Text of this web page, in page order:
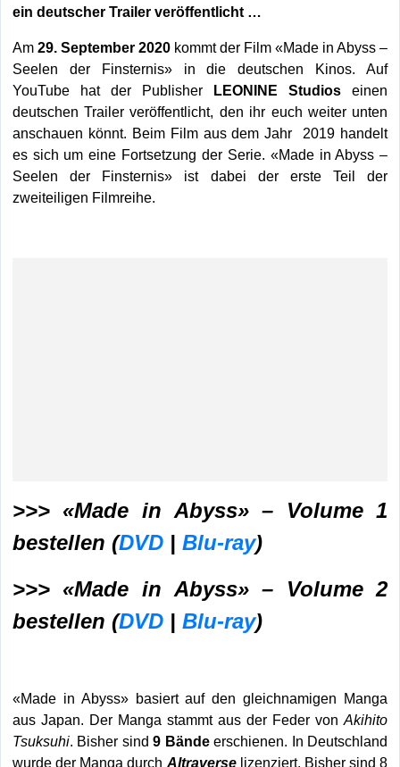
ein deutscher Trailer veröffentlicht …
Am 29. September 2020kommt der Film «Made in Abyss –
Seelen der Finsternis» in die deutschen Kinos. Auf
YouTube hat der Publisher LEONINE Studios einen
deutschen Trailer veröffentlicht, den ihr euch weiter unten
anschauen könnt. Beim Film aus dem Jahr 2019 handelt
es sich um eine Fortsetzung der Serie. «Made in Abyss –
Seelen der Finsternis» ist dabei der erste Teil der
zweiteiligen Filmreihe.
>>> «Made in Abyss» – Volume 1
bestellen (DVD| Blu-ray)
>>> «Made in Abyss» – Volume 2
bestellen (DVD| Blu-ray)
«Made in Abyss» basiert auf den gleichnamigen Manga
aus Japan. Der Manga stammt aus der Feder vonAkihito
Tsuksuhi. Bisher sind9 Bändeerschienen. In Deutschland
wurde der Manga durch Altraverse lizenziert. Bisher sind 8